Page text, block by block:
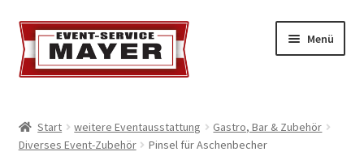
Menü
Event-Service
Start weitere Eventausstattung
Gastro, Bar & Zubehör
Diverses Event-Zubehör
Pinsel für Aschenbecher